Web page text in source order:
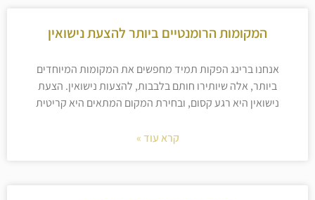
המקומות הרומנטיים ביותר להצעת נישואין
אנחנו ברינג הפקות תמיד מחפשים את המקומות המיוחדים
ביותר, אלה שיותירו חותם בלבבות, להצעות נישואין. הצעת
נישואין היא רגע קסום, ובחירת המקום המתאים היא קריטית
קרא עוד »